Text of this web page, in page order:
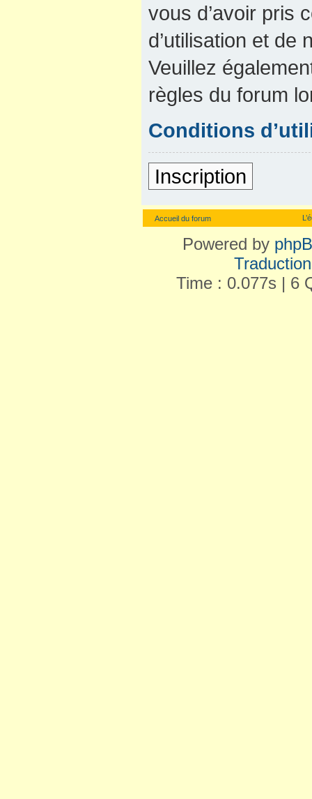
vous d’avoir pris
d’utilisation et de
Veuillez
règles du forum
Conditions
Inscription
Accueil du forum
Powered by
Time : 0.077s | 6